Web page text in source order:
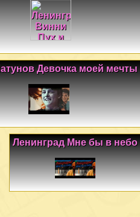
Девочка моей мечты
Ленинград Мне бы в небо